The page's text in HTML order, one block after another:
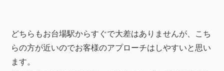
どちらもお台場駅からすぐで大差はありませんが、こち
らの方が近いのでお客様のアプローチはしやすいと思い
ます。